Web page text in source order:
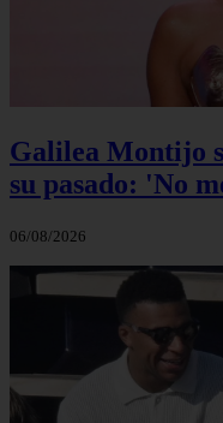
Galilea Montijo
su pasado: 'No
06/08/2026